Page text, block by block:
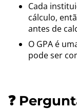
Cada
cálculo,
antes de
O GPA é
pode ser
❓